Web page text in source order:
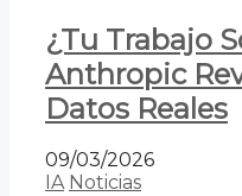
¿Tu Trabajo
Anthropic
Datos Reales
09/03/2026
IA Noticias